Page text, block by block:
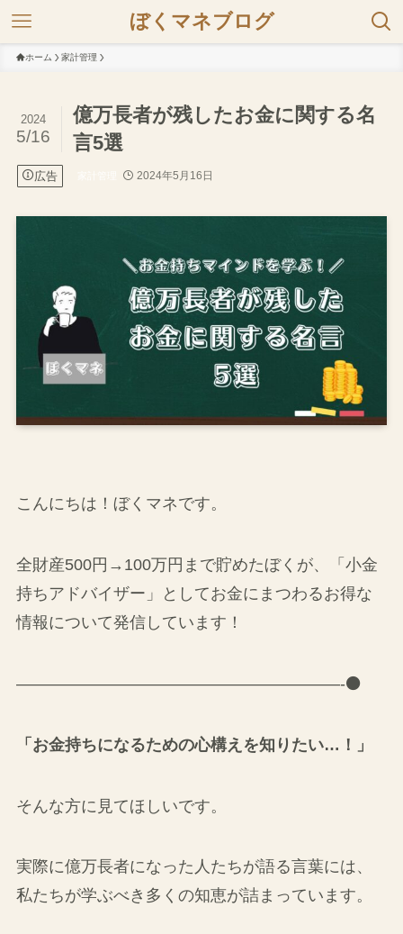
ぼくマネブログ
ホーム 家計管理
億万長者が残したお金に関する名
言5選
2024
5/16
広告 2024年5月16日
こんにちは！ぼくマネです。
全財産500円→100万円まで貯めたぼくが、「小金
持ちアドバイザー」としてお金にまつわるお得な
情報について発信しています！
————————————————————-⚫
「お金持ちになるための心構えを知りたい…！」
そんな方に見てほしいです。
実際に億万長者になった人たちが語る言葉には、
私たちが学ぶべき多くの知恵が詰まっています。